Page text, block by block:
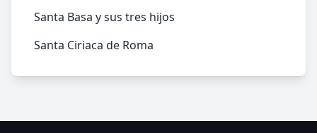
Santa Basa y sus tres hijos
Santa Ciriaca de Roma